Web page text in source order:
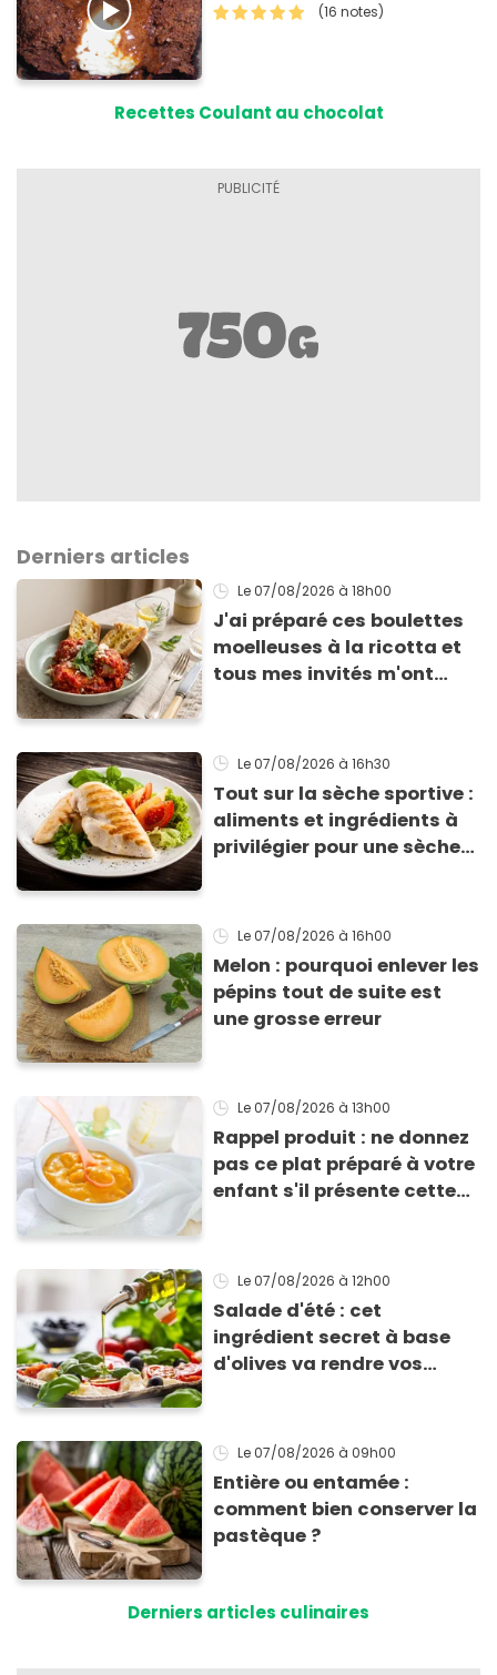
(16 notes)
Recettes Coulant au chocolat
Derniers articles
Le 07/08/2026 à 18h00
J'ai préparé ces boulettes
moelleuses à la ricotta et
tous mes invités m'ont
Le 07/08/2026 à 16h30
Tout sur la sèche sportive :
aliments et ingrédients à
privilégier pour une sèche
Le 07/08/2026 à 16h00
Melon : pourquoi enlever les
pépins tout de suite est
une grosse erreur
Le 07/08/2026 à 13h00
Rappel produit : ne donnez
pas ce plat préparé à votre
enfant s'il présente cette
Le 07/08/2026 à 12h00
Salade d'été : cet
ingrédient secret à base
d'olives va rendre vos
Le 07/08/2026 à 09h00
Entière ou entamée :
comment bien conserver la
pastèque ?
Derniers articles culinaires